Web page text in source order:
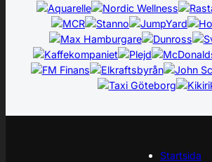
Startsida